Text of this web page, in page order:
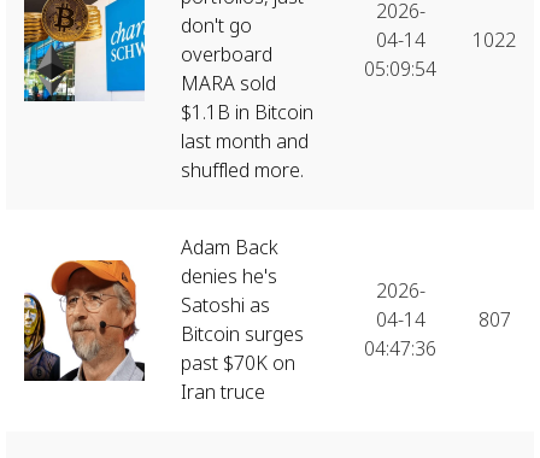
don't go
overboard
MARA sold
$1.1B in Bitcoin
last month and
shuffled more.
2026-
04-14
05:09:54
1022
Adam Back
denies he's
Satoshi as
Bitcoin surges
past $70K on
Iran truce
2026-
04-14
04:47:36
807